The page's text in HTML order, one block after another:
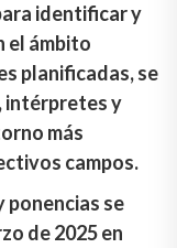
identificar y
el ámbito
planificadas, se
intérpretes y
más
campos.
ponencias se
de 2025 en